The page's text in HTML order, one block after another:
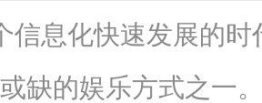
信息化快速发展的
缺的娱乐方式之一